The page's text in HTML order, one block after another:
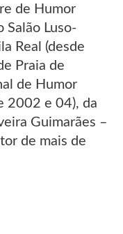
de Humor
Salão Luso-
Real (desde
Praia de
de Humor
2002 e 04), da
Guimarães –
de mais de